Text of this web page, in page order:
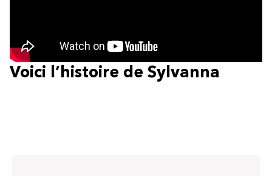
Voici l’histoire de Sylvanna